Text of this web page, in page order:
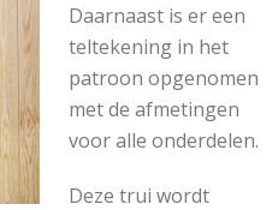
Daarnaast is er een
teltekening in het
patroon opgenomen
met de afmetingen
voor alle onderdelen.
Deze trui wordt